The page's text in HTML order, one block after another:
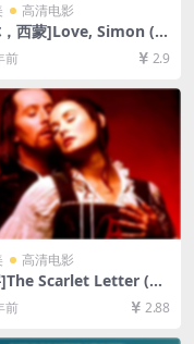
高清电影
西蒙]Love, Simon (2
度网盘+迅雷云盘资源
超清未删减][MP4/7.0G
字幕]
前 2.9
高清电影
Scarlet Letter (19
度网盘+夸克网盘1080P
删减资源][网盘在线播
][MP4/8.8GB][中文字
前 2.88